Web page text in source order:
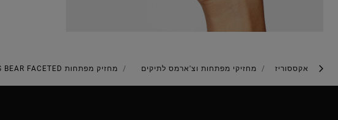
אקססוריז מחזיקי מפתחות וצ'ארמס לתיקים מחזיק מפתחות TOUS BEAR FACETED בצבע ורוד